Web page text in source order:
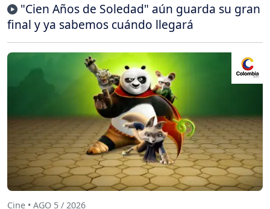
"Cien Años de Soledad" aún guarda su gran
final y ya sabemos cuándo llegará
Cine • AGO 5 / 2026